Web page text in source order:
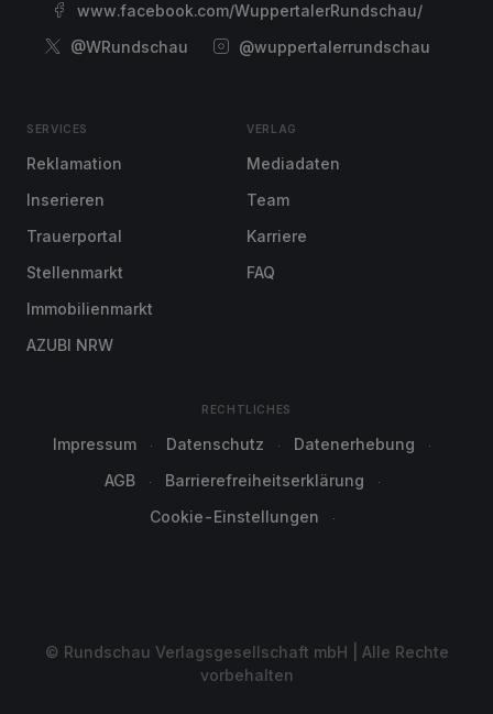
www.facebook.com/WuppertalerRundschau/
@WRundschau
@wuppertalerrundschau
SERVICES
Reklamation
Inserieren
Trauerportal
Stellenmarkt
Immobilienmarkt
AZUBI NRW
VERLAG
Mediadaten
Team
Karriere
FAQ
RECHTLICHES
Impressum Datenschutz
Datenerhebung
AGB
Barrierefreiheitserklärung
Cookie-Einstellungen
© Rundschau Verlagsgesellschaft mbH | Alle Rechte
vorbehalten